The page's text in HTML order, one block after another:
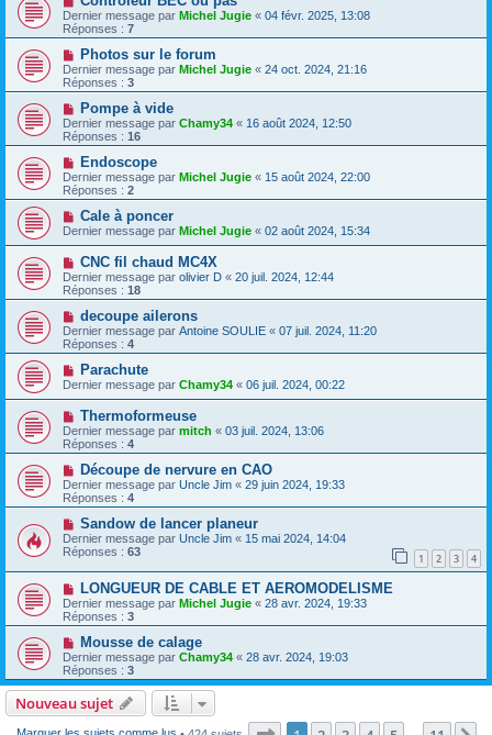
Dernier message par Michel Jugie « 04 févr. 2025, 13:08
Réponses : 7
Photos sur le forum
Dernier message par Michel Jugie « 24 oct. 2024, 21:16
Réponses : 3
Pompe à vide
Dernier message par Chamy34 « 16 août 2024, 12:50
Réponses : 16
Endoscope
Dernier message par Michel Jugie « 15 août 2024, 22:00
Réponses : 2
Cale à poncer
Dernier message par Michel Jugie « 02 août 2024, 15:34
CNC fil chaud MC4X
Dernier message par olivier D « 20 juil. 2024, 12:44
Réponses : 18
decoupe ailerons
Dernier message par Antoine SOULIE « 07 juil. 2024, 11:20
Réponses : 4
Parachute
Dernier message par Chamy34 « 06 juil. 2024, 00:22
Thermoformeuse
Dernier message par mitch « 03 juil. 2024, 13:06
Réponses : 4
Découpe de nervure en CAO
Dernier message par Uncle Jim « 29 juin 2024, 19:33
Réponses : 4
Sandow de lancer planeur
Dernier message par Uncle Jim « 15 mai 2024, 14:04
Réponses : 63 1 2 3 4
LONGUEUR DE CABLE ET AEROMODELISME
Dernier message par Michel Jugie « 28 avr. 2024, 19:33
Réponses : 3
Mousse de calage
Dernier message par Chamy34 « 28 avr. 2024, 19:03
Réponses : 3
Nouveau sujet